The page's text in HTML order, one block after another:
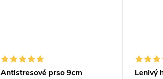
Antistresové prso 9cm Lenivý